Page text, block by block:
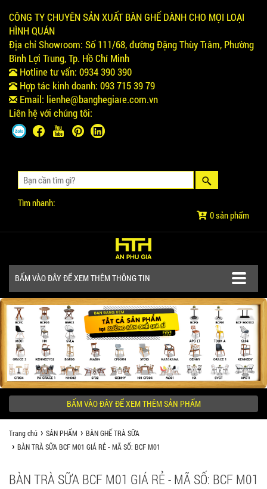
CÔNG TY CHUYÊN SẢN XUẤT BÀN GHẾ DÀNH CHO MỌI LOẠI
HÌNH QUÁN
Địa chỉ Showroom: Số 111/68, đường Đặng Thùy Trâm, Phường
Bình Lợi Trung, Tp. Hồ Chí Minh
Hotline tư vấn: 0934 390 390
Hợp tác kinh doanh: 093 715 39 79
Email: lienhe@banghegiare.com.vn
Liên hệ với chúng tôi:
Tìm nhanh:
0 sản phẩm
BẤM VÀO ĐÂY ĐỂ XEM THÊM THÔNG TIN
SẢN PHẨM
CÔNG TRÌNH
KHÁCH HÀNG NÊN BIẾT
BẤM VÀO ĐÂY ĐỂ XEM THÊM SẢN PHẨM
Trang chủ SẢN PHẨM
BÀN GHẾ TRÀ SỮA
BÀN TRÀ SỮA BCF M01 GIÁ RẺ - MÃ SỐ: BCF M01
BÀN TRÀ SỮA BCF M01 GIÁ RẺ - MÃ SỐ: BCF M01